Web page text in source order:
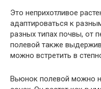
Это неприхотливое
адаптироваться к
разных типах почвы, от
полевой также
можно встретить в
Вьюнок полевой можно